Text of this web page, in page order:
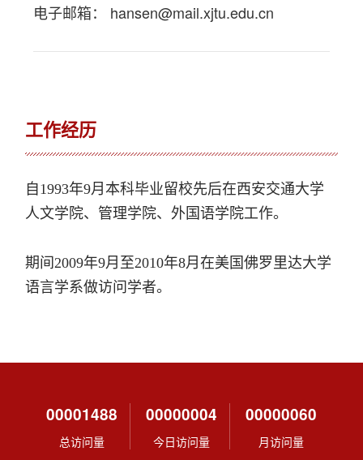
电子邮箱： hansen@mail.xjtu.edu.cn
工作经历
自1993年9月本科毕业留校先后在西安交通大学
人文学院、管理学院、外国语学院工作。
期间2009年9月至2010年8月在美国佛罗里达大学
语言学系做访问学者。
00001488
总访问量
00000004
今日访问量
00000060
月访问量